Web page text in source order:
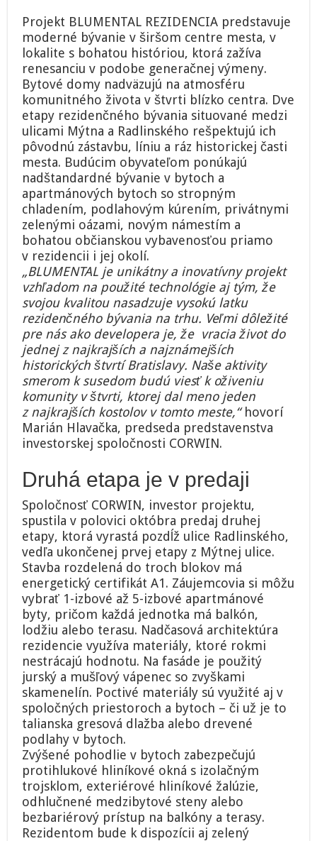
Projekt BLUMENTAL REZIDENCIA predstavuje
moderné bývanie v širšom centre mesta, v
lokalite s bohatou históriou, ktorá zažíva
renesanciu v podobe generačnej výmeny.
Bytové domy nadväzujú na atmosféru
komunitného života v štvrti blízko centra. Dve
etapy rezidenčného bývania situované medzi
ulicami Mýtna a Radlinského rešpektujú ich
pôvodnú zástavbu, líniu a ráz historickej časti
mesta. Budúcim obyvateľom ponúkajú
nadštandardné bývanie v bytoch a
apartmánových bytoch so stropným
chladením, podlahovým kúrením, privátnymi
zelenými oázami, novým námestím a
bohatou občianskou vybavenosťou priamo
v rezidencii i jej okolí.
„BLUMENTAL je unikátny a inovatívny projekt
vzhľadom na použité technológie aj tým, že
svojou kvalitou nasadzuje vysokú latku
rezidenčného bývania na trhu. Veľmi dôležité
pre nás ako developera je, že vracia život do
jednej z najkrajších a najznámejších
historických štvrtí Bratislavy. Naše aktivity
smerom k susedom budú viesť k oživeniu
komunity v štvrti, ktorej dal meno jeden
z najkrajších kostolov v tomto meste,“hovorí
Marián Hlavačka, predseda predstavenstva
investorskej spoločnosti CORWIN.
Druhá etapa je v predaji
Spoločnosť CORWIN, investor projektu,
spustila v polovici októbra predaj druhej
etapy, ktorá vyrastá pozdĺž ulice Radlinského,
vedľa ukončenej prvej etapy z Mýtnej ulice.
Stavba rozdelená do troch blokov má
energetický certifikát A1. Záujemcovia si môžu
vybrať 1-izbové až 5-izbové apartmánové
byty, pričom každá jednotka má balkón,
lodžiu alebo terasu. Nadčasová architektúra
rezidencie využíva materiály, ktoré rokmi
nestrácajú hodnotu. Na fasáde je použitý
jurský a mušľový vápenec so zvyškami
skamenelín. Poctivé materiály sú využité aj v
spoločných priestoroch a bytoch – či už je to
talianska gresová dlažba alebo drevené
podlahy v bytoch.
Zvýšené pohodlie v bytoch zabezpečujú
protihlukové hliníkové okná s izolačným
trojsklom, exteriérové hliníkové žalúzie,
odhlučnené medzibytové steny alebo
bezbariérový prístup na balkóny a terasy.
Rezidentom bude k dispozícii aj zelený